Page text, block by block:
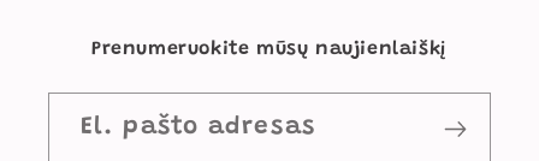
Prenumeruokite mūsų naujienlaiškį
El. pašto adresas